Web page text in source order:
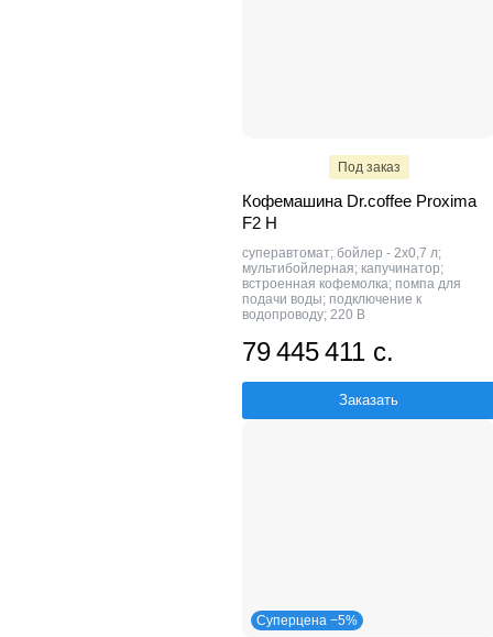
Под заказ
Кофемашина Dr.coffee Proxima
F2 H
суперавтомат; бойлер - 2х0,7 л;
мультибойлерная; капучинатор;
встроенная кофемолка; помпа для
подачи воды; подключение к
водопроводу; 220 В
79 445 411 с.
Заказать
Суперцена −5%